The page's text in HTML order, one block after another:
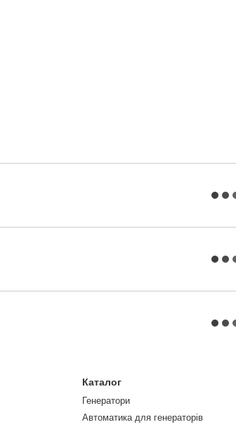
Каталог
Генератори
Автоматика для генераторів